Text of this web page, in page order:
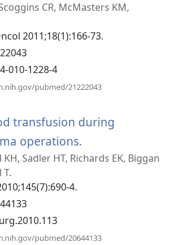
CR, McMasters KM,
2011;18(1):166-73.
010-1228-4
pubmed/21222043
transfusion during
operations.
نافذة
Sadler HT, Richards EK, Biggan
T.
4.
pubmed/20644133